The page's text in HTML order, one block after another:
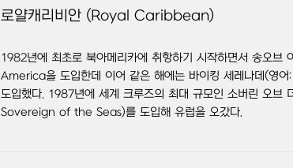
로얄캐리비안 (Royal Caribbean)
1982년에 최초로 북아메리카에 취항하기 시작하면서 송오브
America을 도입한데 이어 같은 해에는 바이킹 세레나데(영
도입했다. 1987년에 세계 크루즈의 최대 규모인 소버린 오브
Sovereign of the Seas)를 도입해 유럽을 오갔다.